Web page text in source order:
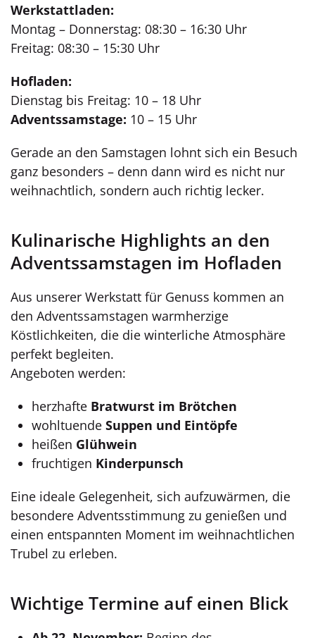
Werkstattladen:
Montag – Donnerstag: 08:30 – 16:30 Uhr
Freitag: 08:30 – 15:30 Uhr
Hofladen:
Dienstag bis Freitag: 10 – 18 Uhr
Adventssamstage: 10 – 15 Uhr
Gerade an den Samstagen lohnt sich ein Besuch
ganz besonders – denn dann wird es nicht nur
weihnachtlich, sondern auch richtig lecker.
Kulinarische Highlights an den
Adventssamstagen im Hofladen
Aus unserer Werkstatt für Genuss kommen an
den Adventssamstagen warmherzige
Köstlichkeiten, die die winterliche Atmosphäre
perfekt begleiten.
Angeboten werden:
herzhafte Bratwurst im Brötchen
wohltuende Suppen und Eintöpfe
heißen Glühwein
fruchtigen Kinderpunsch
Eine ideale Gelegenheit, sich aufzuwärmen, die
besondere Adventsstimmung zu genießen und
einen entspannten Moment im weihnachtlichen
Trubel zu erleben.
Wichtige Termine auf einen Blick